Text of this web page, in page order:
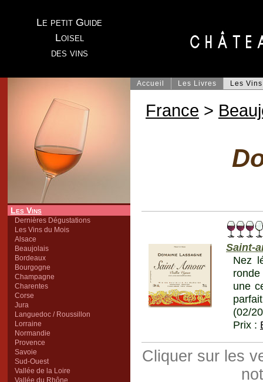
Le petit Guide
Loisel
des vins
Les Vins
Dernières Dégustations
Les Vins du Mois
Alsace
Beaujolais
Bordeaux
Bourgogne
Champagne
Charentes
Corse
Jura
Languedoc / Roussillon
Lorraine
Normandie
Provence
Savoie
Sud-Ouest
Vallée de la Loire
Vallée du Rhône
Accueil Les Livres Les Vins
France >
Saint-
Nez
une
(02/
Prix :
Cliquer sur les